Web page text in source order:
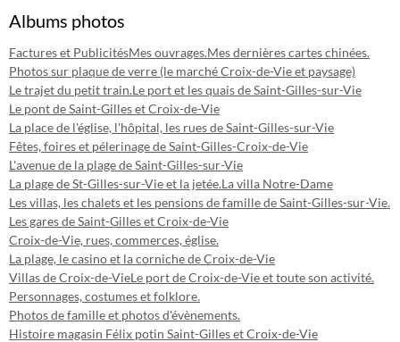
Albums photos
Factures et PublicitésMes ouvrages.Mes dernières cartes chinées.
Photos sur plaque de verre (le marché Croix-de-Vie et paysage)
Le trajet du petit train.Le port et les quais de Saint-Gilles-sur-Vie
Le pont de Saint-Gilles et Croix-de-Vie
La place de l'église, l'hôpital, les rues de Saint-Gilles-sur-Vie
Fêtes, foires et pélerinage de Saint-Gilles-Croix-de-Vie
L'avenue de la plage de Saint-Gilles-sur-Vie
La plage de St-Gilles-sur-Vie et la jetée.La villa Notre-Dame
Les villas, les chalets et les pensions de famille de Saint-Gilles-sur-Vie.
Les gares de Saint-Gilles et Croix-de-Vie
Croix-de-Vie, rues, commerces, église.
La plage, le casino et la corniche de Croix-de-Vie
Villas de Croix-de-VieLe port de Croix-de-Vie et toute son activité.
Personnages, costumes et folklore.
Photos de famille et photos d'évènements.
Histoire magasin Félix potin Saint-Gilles et Croix-de-Vie